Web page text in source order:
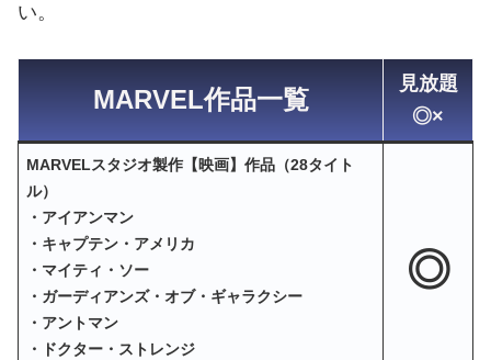
い。
MARVEL作品一覧
見放題
◎×
MARVELスタジオ製作【映画】作品（28タイト
ル）
・アイアンマン
・キャプテン・アメリカ
・マイティ・ソー
・ガーディアンズ・オブ・ギャラクシー
・アントマン
・ドクター・ストレンジ
◎